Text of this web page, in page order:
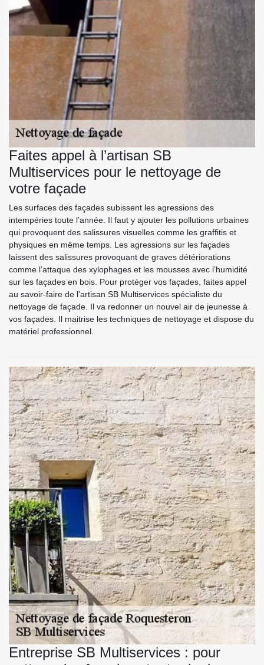
Faites appel à l’artisan SB
Multiservices pour le nettoyage de
votre façade
Les surfaces des façades subissent les agressions des
intempéries toute l’année. Il faut y ajouter les pollutions urbaines
qui provoquent des salissures visuelles comme les graffitis et
physiques en même temps. Les agressions sur les façades
laissent des salissures provoquant de graves détériorations
comme l’attaque des xylophages et les mousses avec l’humidité
sur les façades en bois. Pour protéger vos façades, faites appel
au savoir-faire de l’artisan SB Multiservices spécialiste du
nettoyage de façade. Il va redonner un nouvel air de jeunesse à
vos façades. Il maitrise les techniques de nettoyage et dispose du
matériel professionnel.
Entreprise SB Multiservices : pour